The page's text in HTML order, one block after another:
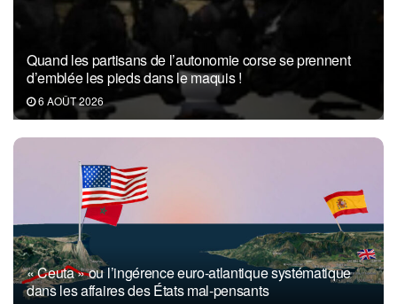
Quand les partisans de l’autonomie corse se prennent
d’emblée les pieds dans le maquis !
6 AOÛT 2026
« Ceuta » ou l’ingérence euro-atlantique systématique
dans les affaires des États mal-pensants